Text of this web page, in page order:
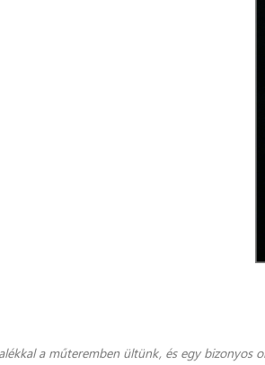
a műteremben ültünk, és egy bizonyos